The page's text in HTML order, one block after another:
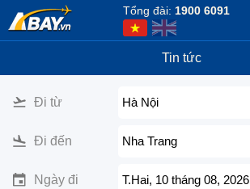
Tổng đài: 1900 6091
Tin tức
Đi từ Hà Nội
Đi đến Nha Trang
Ngày đi T.Hai, 10 tháng 08, 2026